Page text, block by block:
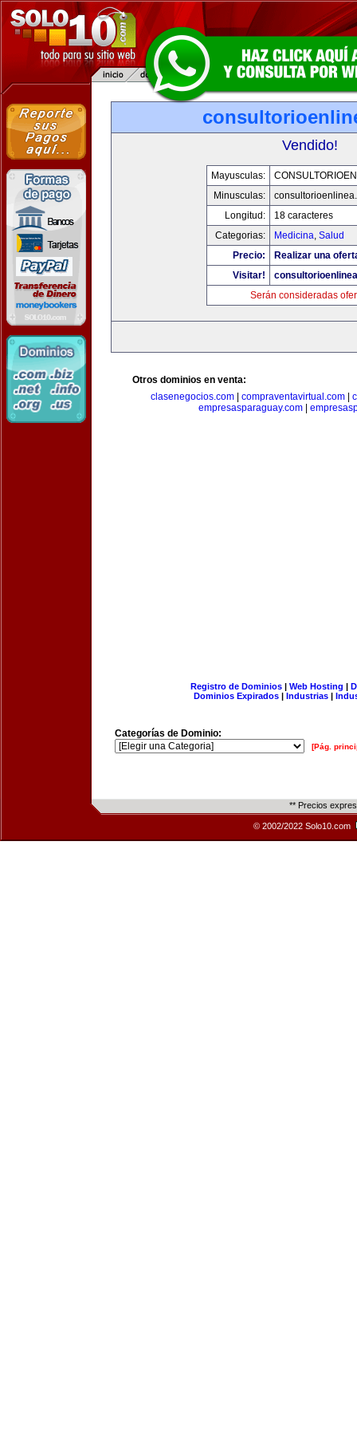
Vendido!
Mayusculas:
Minusculas:
Longitud:
18 caracteres
Categorias:
Medicina, Salud
Precio:
Realizar una
Visitar!
Serán consideradas
Otros dominios en venta:
clasenegocios.com| compraventavirtual.com|
empresasparaguay.com|
Registro de Dominios| Web Hosting |
Dominios Expirados | Industrias |
Categorías de Dominio:
[Pág.
** Precios
© 2002/2022 Solo10.com